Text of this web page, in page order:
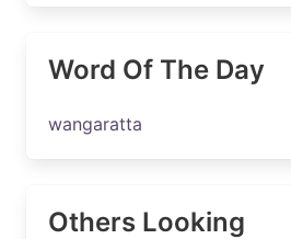
Word Of The Day
wangaratta
Others Looking